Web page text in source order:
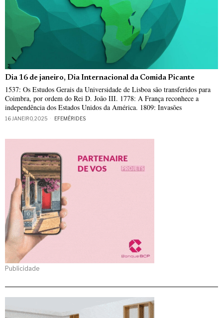
Dia 16 de janeiro, Dia Internacional da Comida Picante
1537: Os Estudos Gerais da Universidade de Lisboa são transferidos para
Coimbra, por ordem do Rei D. João III. 1778: A França reconhece a
independência dos Estados Unidos da América. 1809: Invasões
16 JANEIRO, 2025 EFEMÉRIDES
Publicidade